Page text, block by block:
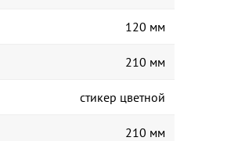
120 мм
210 мм
стикер цветной
210 мм